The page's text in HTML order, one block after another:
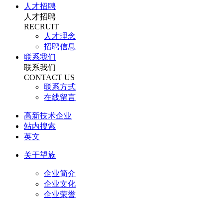
人才招聘
人才招聘
RECRUIT
人才理念
招聘信息
联系我们
联系我们
CONTACT US
联系方式
在线留言
高新技术企业
站内搜索
英文
关于望族
企业简介
企业文化
企业荣誉